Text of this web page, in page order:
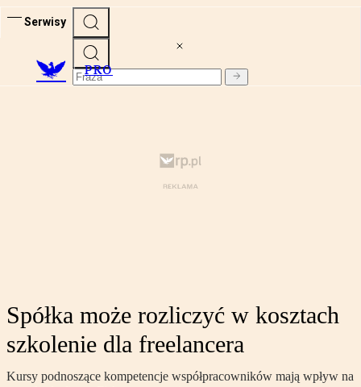
Serwisy
PRO
Spółka może rozliczyć w kosztach
szkolenie dla freelancera
Kursy podnoszące kompetencje współpracowników mają wpływ na